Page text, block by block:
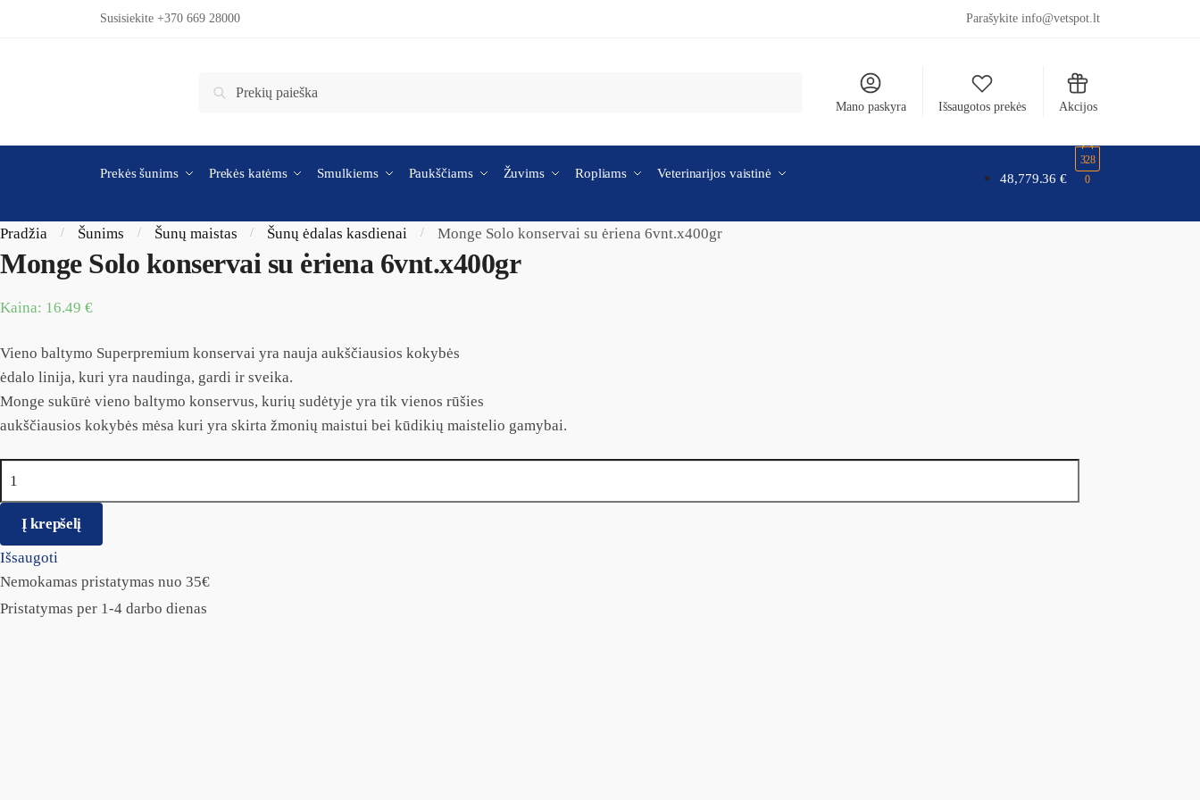
Skip to navigationSusisiekite +370 669 28000 Parašykite info@vetspot.lt
Ieškoti:
Ieškoti
Mano paskyra Išsaugotos prekės Akcijos
Prekės šunims Prekės katėms Smulkiems Paukščiams Žuvims Ropliams Veterinarijos vaistinė 48,779.36€
328
0
Pradžia / Šunims / Šunų maistas / Šunų ėdalas kasdienai / Monge Solo konservai su ėriena 6vnt.x400gr
Monge Solo konservai su ėriena 6vnt.x400gr
Kaina: 16.49 €
Vieno baltymo Superpremium konservai yra nauja aukščiausios kokybės
ėdalo linija, kuri yra naudinga, gardi ir sveika.
Monge sukūrė vieno baltymo konservus, kurių sudėtyje yra tik vienos rūšies
aukščiausios kokybės mėsa kuri yra skirta žmonių maistui bei kūdikių maistelio gamybai.
Į krepšelį
Išsaugoti
Nemokamas pristatymas nuo 35€
Pristatymas per 1-4 darbo dienas